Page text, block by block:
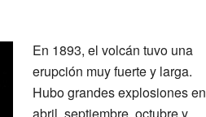
En 1893, el volcán tuvo una
erupción muy fuerte y larga.
Hubo grandes explosiones en